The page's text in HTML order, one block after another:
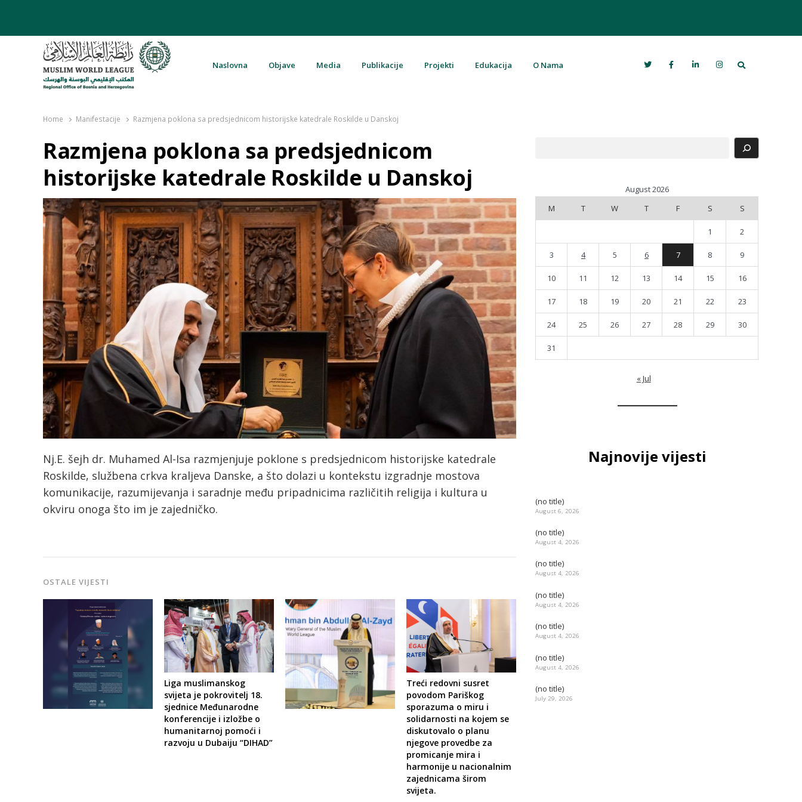
Naslovna Objave Media Publikacije Projekti Edukacija O Nama Search
Home Manifestacije Razmjena poklona sa predsjednicom historijske katedrale Roskilde u Danskoj
Razmjena poklona sa predsjednicom
historijske katedrale Roskilde u Danskoj
Nj.E. šejh dr. Muhamed Al-Isa razmjenjuje poklone s predsjednicom historijske katedrale
Roskilde, službena crkva kraljeva Danske, a što dolazi u kontekstu izgradnje mostova
komunikacije, razumijevanja i saradnje među pripadnicima različitih religija i kultura u
okviru onoga što im je zajedničko.
OSTALE VIJESTI
Liga muslimanskog
svijeta je pokrovitelj 18.
sjednice Međunarodne
konferencije i izložbe o
humanitarnoj pomoći i
razvoju u Dubaiju “DIHAD”
Treći redovni susret
povodom Pariškog
sporazuma o miru i
solidarnosti na kojem se
diskutovalo o planu
njegove provedbe za
promicanje mira i
harmonije u nacionalnim
zajednicama širom
svijeta.
August 2026
M
T W T F S S
1 2
3 4 5 6 7 8 9
10 11 12 13 14 15 16
17 18 19 20 21 22 23
24 25 26 27 28 29 30
31
« Jul
Najnovije vijesti
(no title)
August 6, 2026
(no title)
August 4, 2026
(no title)
August 4, 2026
(no title)
August 4, 2026
(no title)
August 4, 2026
(no title)
August 4, 2026
(no title)
July 29, 2026